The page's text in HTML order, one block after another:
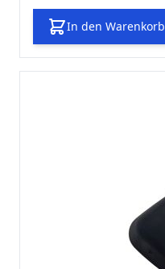
In den Warenkorb